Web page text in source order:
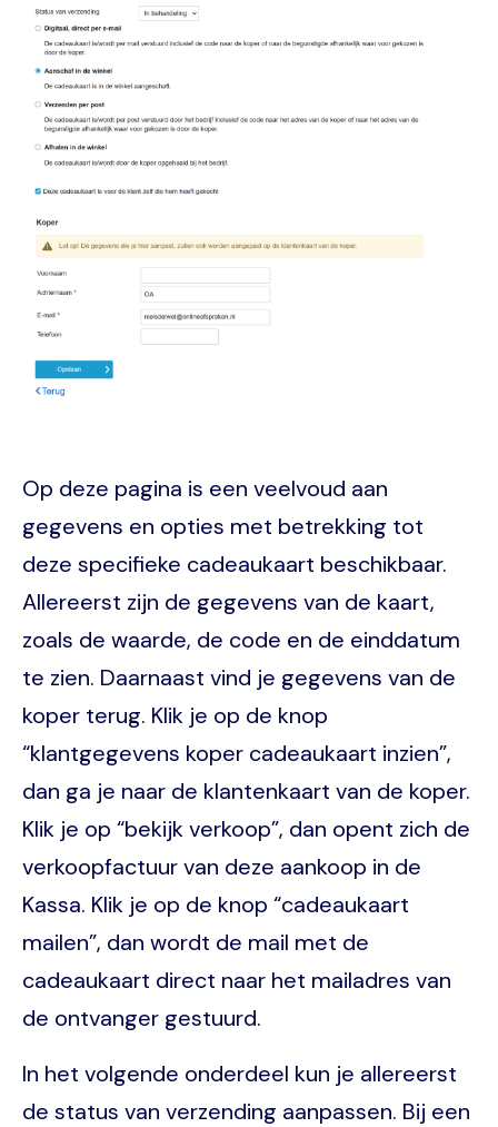
Op deze pagina is een veelvoud aan
gegevens en opties met betrekking tot
deze specifieke cadeaukaart beschikbaar.
Allereerst zijn de gegevens van de kaart,
zoals de waarde, de code en de einddatum
te zien. Daarnaast vind je gegevens van de
koper terug. Klik je op de knop
“klantgegevens koper cadeaukaart inzien”,
dan ga je naar de klantenkaart van de koper.
Klik je op “bekijk verkoop”, dan opent zich de
verkoopfactuur van deze aankoop in de
Kassa. Klik je op de knop “cadeaukaart
mailen”, dan wordt de mail met de
cadeaukaart direct naar het mailadres van
de ontvanger gestuurd.
In het volgende onderdeel kun je allereerst
de status van verzending aanpassen. Bij een